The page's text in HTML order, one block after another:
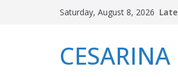
Saturday, August 8, 2026
CESARINA